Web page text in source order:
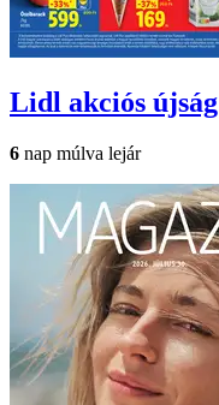
Lidl akciós újság
6 nap múlva lejár